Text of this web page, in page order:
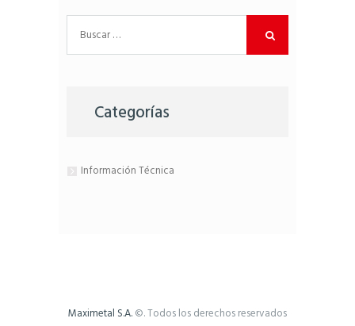
Categorías
Información Técnica
Maximetal S.A.©. Todos los derechos reservados